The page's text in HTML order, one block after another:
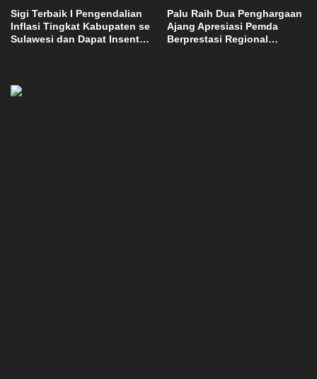
Sigi Terbaik I Pengendalian
Inflasi Tingkat Kabupaten se
Sulawesi dan Dapat Insentif
Palu Raih Dua Penghargaan
Ajang Apresiasi Pemda
Berprestasi Regional